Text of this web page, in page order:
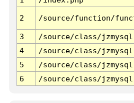
2 /source/function/
3 /source/class/
4
/source/class/
5
/source/class/
6
/source/class/